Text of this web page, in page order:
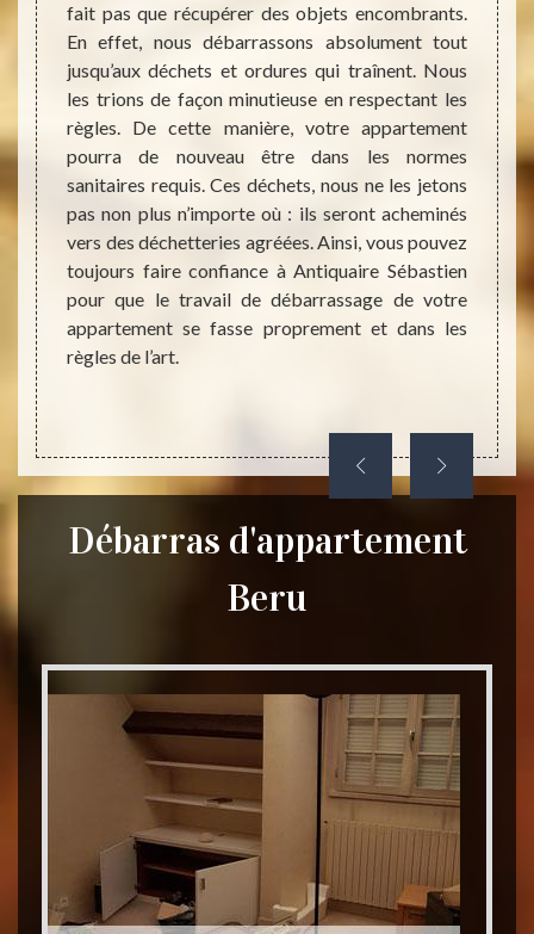
à
de
des
une
des
vous
fait pas que récupérer des objets encombrants.
En effet, nous débarrassons absolument tout
jusqu’aux déchets et ordures qui traînent. Nous
les trions de façon minutieuse en respectant les
règles. De cette manière, votre appartement
pourra de nouveau être dans les normes
sanitaires requis. Ces déchets, nous ne les jetons
pas non plus n’importe où : ils seront acheminés
vers des déchetteries agréées. Ainsi, vous pouvez
toujours faire confiance à Antiquaire Sébastien
pour que le travail de débarrassage de votre
appartement se fasse proprement et dans les
règles de l’art.
à
de
En
le
Débarras d'appartement
Beru